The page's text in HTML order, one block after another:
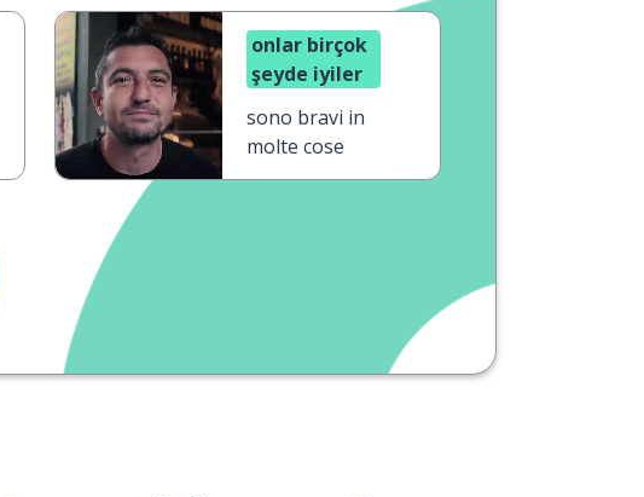
onlar birçok
şeyde iyiler
sono bravi in
molte cose